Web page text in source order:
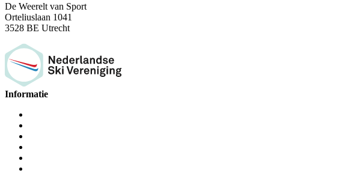
De Weerelt van Sport
Orteliuslaan 1041
3528 BE Utrecht
Informatie